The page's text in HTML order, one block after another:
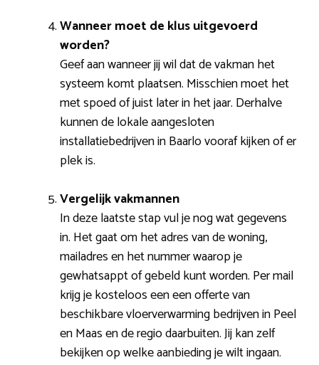
Wanneer moet de klus uitgevoerd
worden?
Geef aan wanneer jij wil dat de vakman het
systeem komt plaatsen. Misschien moet het
met spoed of juist later in het jaar. Derhalve
kunnen de lokale aangesloten
installatiebedrijven in Baarlo vooraf kijken of er
plek is.
Vergelijk vakmannen
In deze laatste stap vul je nog wat gegevens
in. Het gaat om het adres van de woning,
mailadres en het nummer waarop je
gewhatsappt of gebeld kunt worden. Per mail
krijg je kosteloos een een offerte van
beschikbare vloerverwarming bedrijven in Peel
en Maas en de regio daarbuiten. Jij kan zelf
bekijken op welke aanbieding je wilt ingaan.